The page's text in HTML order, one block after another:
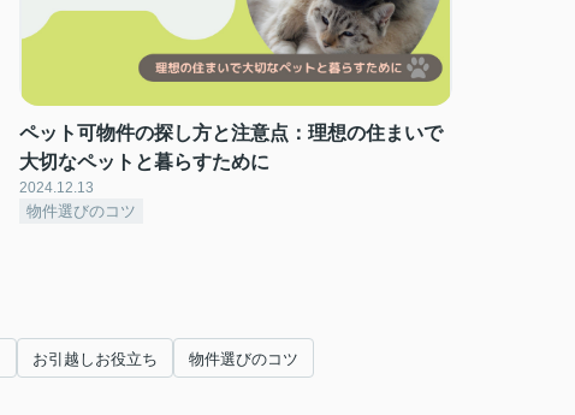
ペット可物件の探し方と注意点：理想の住まいで
大切なペットと暮らすために
2024.12.13
物件選びのコツ
お引越しお役立ち 物件選びのコツ